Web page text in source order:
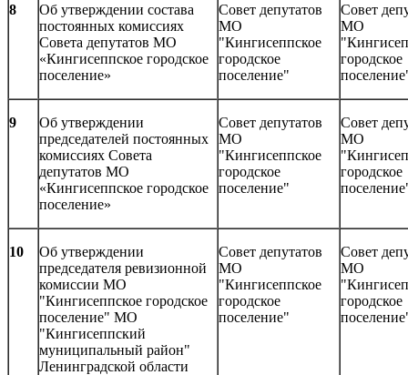
8
Об утверждении состава
постоянных комиссиях
Совета депутатов МО
«Кингисеппское городское
поселение»
Совет депутатов
МО
"Кингисеппское
городское
поселение"
Совет
МО
городское
9
Об утверждении
председателей постоянных
комиссиях Совета
депутатов МО
«Кингисеппское городское
поселение»
Совет депутатов
МО
"Кингисеппское
городское
поселение"
Совет
МО
городское
10
Об утверждении
председателя ревизионной
комиссии МО
"Кингисеппское городское
поселение" МО
"Кингисеппский
муниципальный район"
Ленинградской области
Совет депутатов
МО
"Кингисеппское
городское
поселение"
Совет
МО
городское